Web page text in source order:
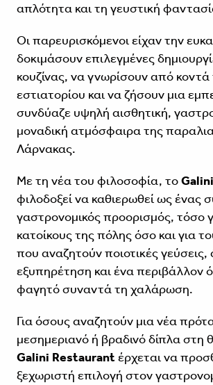
απλότητα και τη γευστική
Οι παρευρισκόμενοι είχαν την
δοκιμάσουν επιλεγμένες
κουζίνας, να γνωρίσουν από
εστιατορίου και να ζήσουν μια
συνδύαζε υψηλή αισθητική,
μοναδική ατμόσφαιρα της
Λάρνακας.
Με τη νέα του φιλοσοφία, το
φιλοδοξεί να καθιερωθεί ως ένας
γαστρονομικός προορισμός, τόσο
κατοίκους της πόλης όσο και για
που αναζητούν ποιοτικές
εξυπηρέτηση και ένα περιβάλλον
φαγητό συναντά τη χαλάρωση.
Για όσους αναζητούν μια νέα
μεσημεριανό ή βραδινό δίπλα
Galini Restaurantέρχεται να
ξεχωριστή επιλογή στον